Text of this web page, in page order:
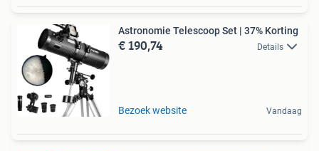
Astronomie Telescoop Set | 37% Korting
€ 190,74 Details
Bezoek website Vandaag